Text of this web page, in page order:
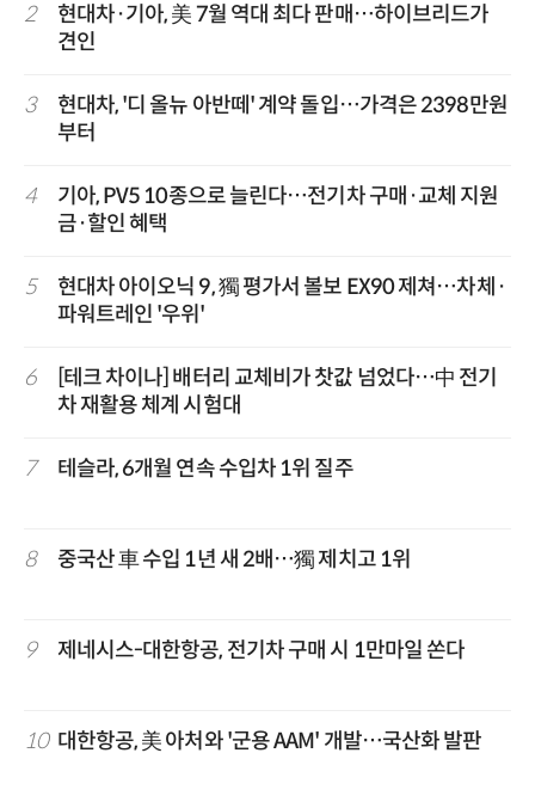
2
현대차·기아, 美 7월 역대 최다 판매…하이브리드가
견인
3
현대차, '디 올뉴 아반떼' 계약 돌입…가격은 2398만원
부터
4
기아, PV5 10종으로 늘린다…전기차 구매·교체 지원
금·할인 혜택
5
현대차 아이오닉 9, 獨 평가서 볼보 EX90 제쳐…차체·
파워트레인 '우위'
6
[테크 차이나] 배터리 교체비가 찻값 넘었다…中 전기
차 재활용 체계 시험대
7 테슬라, 6개월 연속 수입차 1위 질주
8 중국산 車 수입 1년 새 2배…獨 제치고 1위
9 제네시스-대한항공, 전기차 구매 시 1만마일 쏜다
10 대한항공, 美 아처와 '군용 AAM' 개발…국산화 발판